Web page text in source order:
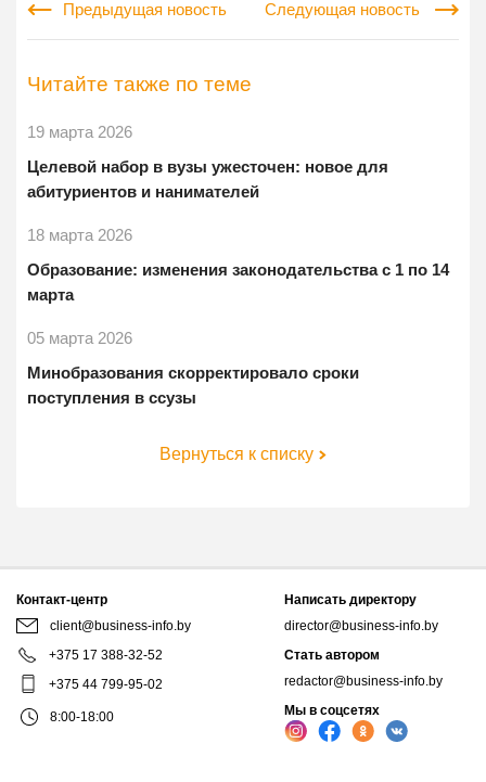
Предыдущая новость Следующая новость
Читайте также по теме
19 марта 2026
Целевой набор в вузы ужесточен: новое для
абитуриентов и нанимателей
18 марта 2026
Образование: изменения законодательства с 1 по 14
марта
05 марта 2026
Минобразования скорректировало сроки
поступления в ссузы
Вернуться к списку
Контакт-центр
client@business-info.by
+375 17 388-32-52
+375 44 799-95-02
8:00-18:00
Написать директору
director@business-info.by
Стать автором
redactor@business-info.by
Мы в соцсетях